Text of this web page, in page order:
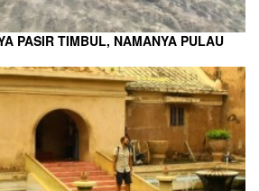
PASIR TIMBUL, NAMANYA PULAU